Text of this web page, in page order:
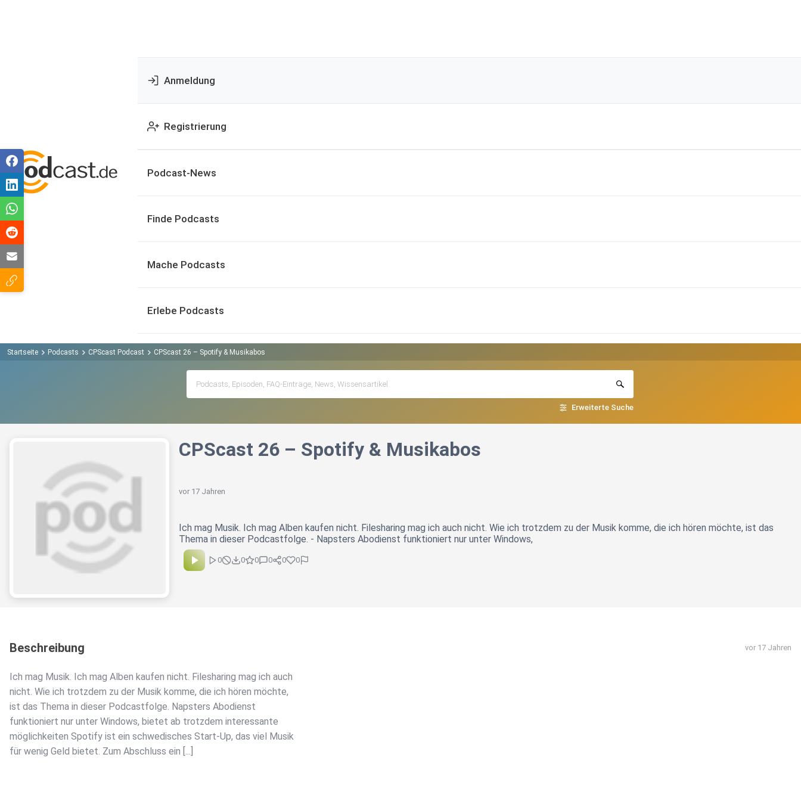
Anmeldung
Registrierung
Podcast-News
Finde Podcasts
Mache Podcasts
Erlebe Podcasts
Startseite Podcasts CPScast Podcast CPScast 26 – Spotify & Musikabos
Erweiterte Suche
CPScast 26 – Spotify & Musikabos
vor 17 Jahren
Ich mag Musik. Ich mag Alben kaufen nicht. Filesharing mag ich auch nicht. Wie ich trotzdem zu der Musik komme, die ich hören möchte, ist das
Thema in dieser Podcastfolge. - Napsters Abodienst funktioniert nur unter Windows,
0 0 0 0 0 0
Beschreibung vor 17 Jahren
Ich mag Musik. Ich mag Alben kaufen nicht. Filesharing mag ich auch
nicht. Wie ich trotzdem zu der Musik komme, die ich hören möchte,
ist das Thema in dieser Podcastfolge. Napsters Abodienst
funktioniert nur unter Windows, bietet ab trotzdem interessante
möglichkeiten Spotify ist ein schwedisches Start-Up, das viel Musik
für wenig Geld bietet. Zum Abschluss ein [...]